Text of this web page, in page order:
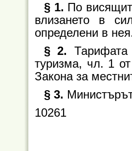
§ 1. По
влизането в
определени в
§ 2.
туризма, чл. 1
Закона за
§ 3.
10261